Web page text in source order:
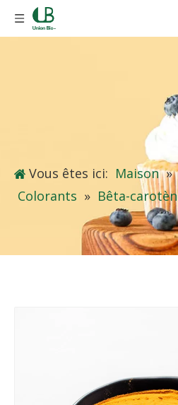
Vous êtes ici: Maison »
Colorants » Bêta-